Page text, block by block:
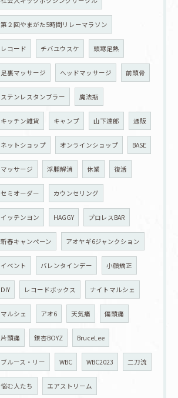
第２回やまがた5時間リレーマラソン
レコード チバユウスケ 頭寒足熱
足裏マッサージ ヘッドマッサージ 前頭骨
ステンレスタンブラー 魔法瓶
キッチン雑貨 キャンプ 山下達郎 通販
ネットショップ オンラインショップ BASE
マッサージ 浮腫解消 休業 復活
セミオーダー カウンセリング
イッテンヨン HAGGY プロレスBAR
新春キャンペーン アオヤギ6ジャンクション
イベント バレンタインデー 小顔矯正
DIY レコードボックス ナイトマルシェ
マルシェ アオ6 天気痛 偏頭痛
片頭痛 銀杏BOYZ BruceLee
ブルース・リー WBC WBC2023 二刀流
悩む人たち エアストリーム